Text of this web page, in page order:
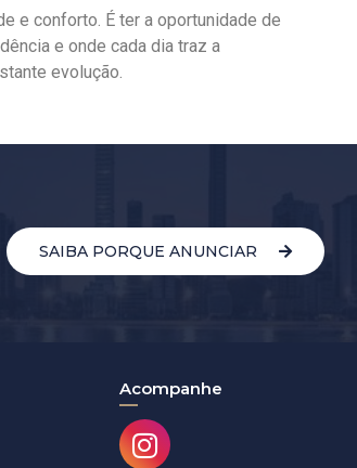
e conforto. É ter a oportunidade de
e onde cada dia traz a
evolução.
SAIBA PORQUE ANUNCIAR
Acompanhe